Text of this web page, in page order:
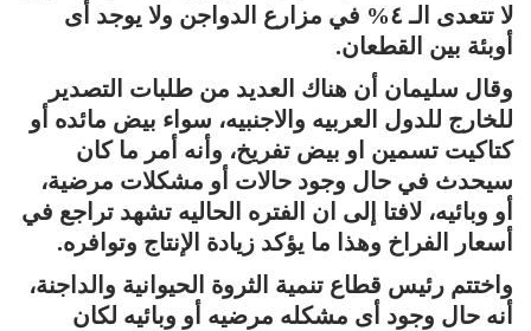
لا تتعدى الـ ٤% في مزارع الدواجن ولا يوجد أى
أوبئة بين القطعان.
وقال سليمان أن هناك العديد من طلبات التصدير
للخارج للدول العربيه والاجنبيه، سواء بيض مائده أو
كتاكيت تسمين او بيض تفريخ، وأنه أمر ما كان
سيحدث في حال وجود حالات أو مشكلات مرضية،
أو وبائيه، لافتا إلى ان الفتره الحاليه تشهد تراجع في
أسعار الفراخ وهذا ما يؤكد زيادة الإنتاج وتوافره.
واختتم رئيس قطاع تنمية الثروة الحيوانية والداجنة،
أنه حال وجود أى مشكله مرضيه أو وبائيه لكان